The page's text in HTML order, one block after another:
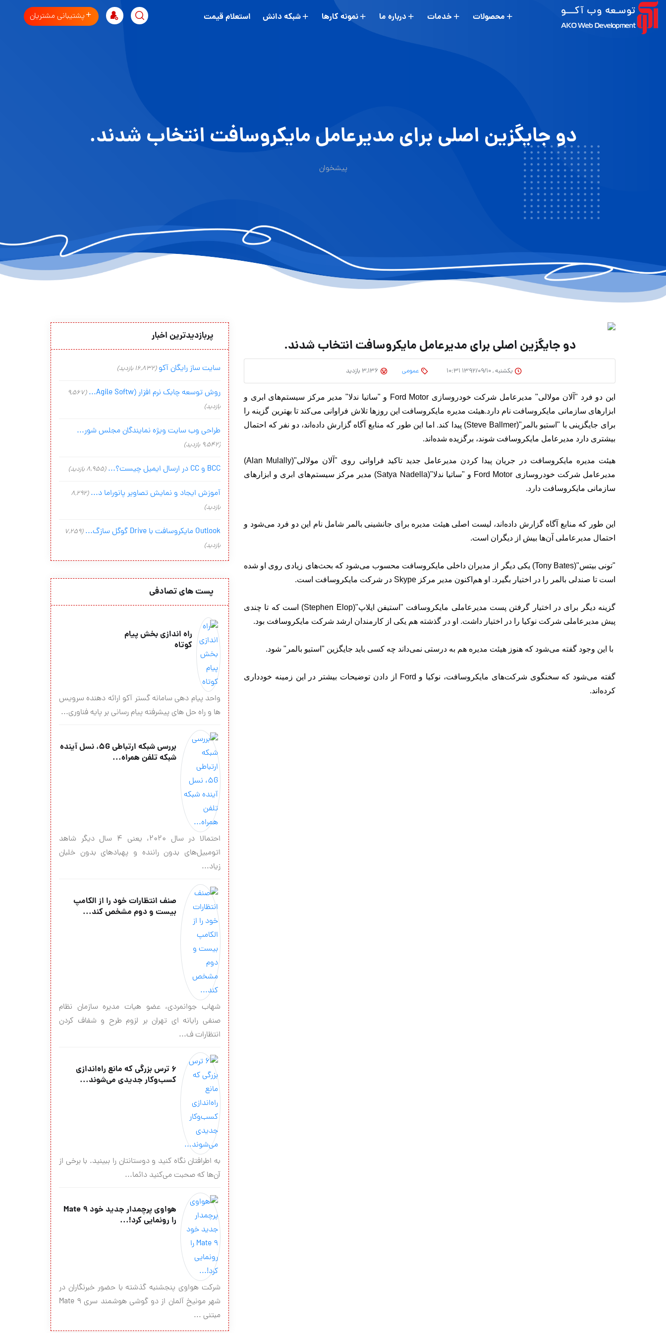
محصولات خدمات درباره ما نمونه کارها شبکه دانش استعلام قیمت پشتیبانی مشتریان
دو جایگزین اصلی برای مدیرعامل مایکروسافت انتخاب شدند.
پیشخوان
دو جایگزین اصلی برای مدیرعامل مایکروسافت انتخاب شدند.
یکشنبه , ۱۳۹۲/۰۹/۱۰ ۱۰:۳۱ عمومی
این دو فرد "آلان مولالی" مدیرعامل شرکت خودروسازی Ford Motor و "ساتیا ندلا" مدیر مرکز سیستم‌های ابری و
ابزارهای سازمانی مایکروسافت نام دارد.هیئت مدیره مایکروسافت این روزها تلاش فراوانی می‌کند تا بهترین گزینه را
برای جایگزینی با "استیو بالمر"(Steve Ballmer) پیدا کند. اما این طور که منابع آگاه گزارش داده‌اند، دو نفر که احتمال
بیشتری دارد مدیرعامل مایکروسافت شوند، برگزیده شده‌اند.
هیئت مدیره مایکروسافت در جریان پیدا کردن مدیرعامل جدید تاکید فراوانی روی "آلان مولالی"(Alan Mulally)
مدیرعامل شرکت خودروسازی Ford Motor و "ساتیا ندلا"(Satya Nadella) مدیر مرکز سیستم‌های ابری و ابزارهای
سازمانی مایکروسافت دارد.
این طور که منابع آگاه گزارش داده‌اند، لیست اصلی هیئت مدیره برای جانشینی بالمر شامل نام این دو فرد می‌شود و
احتمال مدیرعاملی آن‌ها بیش از دیگران است.
"تونی بیتس"(Tony Bates) یکی دیگر از مدیران داخلی مایکروسافت محسوب می‌شود که بحث‌های زیادی روی او شده
است تا صندلی بالمر را در اختیار بگیرد. او هم‌اکنون مدیر مرکز Skype در شرکت مایکروسافت است.
گزینه دیگر برای در اختیار گرفتن پست مدیرعاملی مایکروسافت "استیفن ایلاپ"(Stephen Elop) است که تا چندی
پیش مدیرعاملی شرکت نوکیا را در اختیار داشت. او در گذشته هم یکی از کارمندان ارشد شرکت مایکروسافت بود.
با این وجود گفته می‌شود که هنوز هیئت مدیره هم به درستی نمی‌داند چه کسی باید جایگزین "استیو بالمر" شود.
گفته می‌شود که سخنگوی شرکت‌های مایکروسافت، نوکیا و Ford از دادن توضیحات بیشتر در این زمینه خودداری
کرده‌اند.
پربازدیدترین اخبار
سایت ساز رایگان آکو (16,832 بازدید)
روش توسعه چابک نرم افزار (Agile Softw...
(9,567
بازدید)
طراحی وب سایت ویژه نمایندگان مجلس شور...
(9,542 بازدید)
BCC و CC در ارسال ایمیل چیست؟... (8,955 بازدید)
آموزش ایجاد و نمایش تصاویر پانوراما د... (8,292
بازدید)
Outlook مایکروسافت با Drive گوگل سازگ...
(7,259
بازدید)
پست های تصادفی
راه اندازی بخش پیام
کوتاه
واحد پیام دهی سامانه گستر آکو ارائه دهنده سرویس
ها و راه حل های پیشرفته پیام رسانی بر پایه فناوری...
بررسی شبکه ارتباطی 5G، نسل آینده
شبکه تلفن همراه...
احتمالا در سال 2020، یعنی 4 سال دیگر شاهد
اتومبیل‌های بدون راننده و پهبادهای بدون خلبان
زیاد...
صنف انتظارات خود را از الکامپ
بیست و دوم مشخص کند...
شهاب جوانمردی، عضو هیات مدیره سازمان نظام
صنفی رایانه ای تهران بر لزوم طرح و شفاف کردن
انتظارات ف...
۶ ترس بزرگی که مانع راه‌اندازی
کسب‌وکار جدیدی می‌شوند...
به اطرافتان نگاه کنید و دوستانتان را ببینید. با برخی از
آن‌ها که صحبت می‌کنید دائما...
هواوی پرچمدار جدید خود Mate 9
را رونمایی کرد!...
شرکت هواوی پنجشنبه گذشته با حضور خبرنگاران در
شهر مونیخ آلمان از دو گوشی هوشمند سری Mate 9
مبتنی ...